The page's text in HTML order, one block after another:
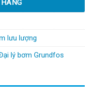
lưu lượng
lý bơm Grundfos